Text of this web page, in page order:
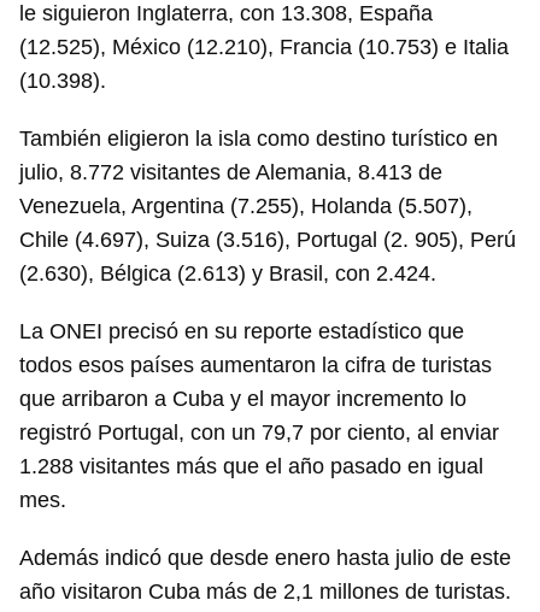
le siguieron Inglaterra, con 13.308, España
(12.525), México (12.210), Francia (10.753) e Italia
(10.398).
También eligieron la isla como destino turístico en
julio, 8.772 visitantes de Alemania, 8.413 de
Venezuela, Argentina (7.255), Holanda (5.507),
Chile (4.697), Suiza (3.516), Portugal (2. 905), Perú
(2.630), Bélgica (2.613) y Brasil, con 2.424.
La ONEI precisó en su reporte estadístico que
todos esos países aumentaron la cifra de turistas
que arribaron a Cuba y el mayor incremento lo
registró Portugal, con un 79,7 por ciento, al enviar
1.288 visitantes más que el año pasado en igual
mes.
Además indicó que desde enero hasta julio de este
año visitaron Cuba más de 2,1 millones de turistas.